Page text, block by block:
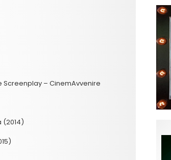
Screenplay – CinemAvvenire
(2014)